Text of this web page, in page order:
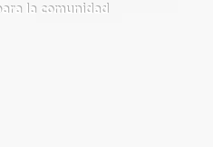
la comunidad